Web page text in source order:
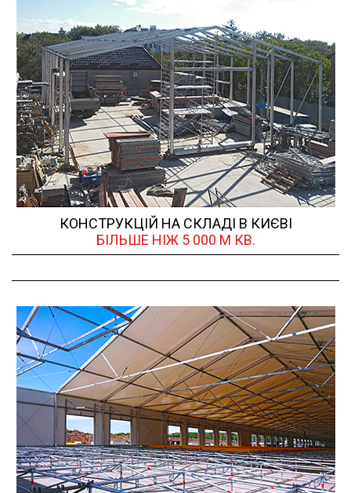
КОНСТРУКЦІЙ НА СКЛАДІ В КИЄВІ
БІЛЬШЕ НІЖ 5 000 М КВ.